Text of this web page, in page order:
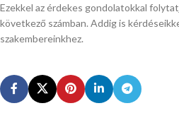
Ezekkel az érdekes gondolatokkal
következő számban. Addig is
szakembereinkhez.